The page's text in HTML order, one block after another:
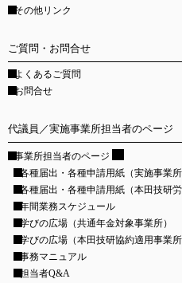
その他リンク
ご質問・お問合せ
よくあるご質問
お問合せ
代議員／実施事業所担当者のページ
事業所担当者のページ
各種届出・各種申請用紙 （実施事業所
各種届出・各種申請用紙 （本田技研
年間業務スケジュール
学びの広場 （共通年金対象事業所）
学びの広場 （本田技研協約適用事業所
事務マニュアル
担当者Q&A